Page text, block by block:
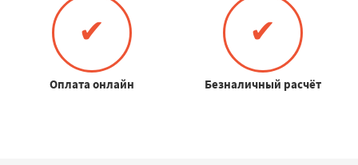
✔
Оплата онлайн
✔
Безналичный расчёт